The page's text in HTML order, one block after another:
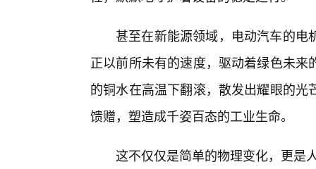
甚至在新能源领域，电动汽车的电
正以前所未有的速度，驱动着绿色未
的铜水在高温下翻滚，散发出耀眼的
馈赠，塑造成千姿百态的工业生命。
这不仅仅是简单的物理变化，更是